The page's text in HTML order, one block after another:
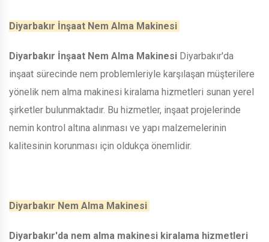
Diyarbakır İnşaat Nem Alma Makinesi
Diyarbakır İnşaat Nem Alma Makinesi Diyarbakır'da
inşaat sürecinde nem problemleriyle karşılaşan müşterilere
yönelik nem alma makinesi kiralama hizmetleri sunan yerel
şirketler bulunmaktadır. Bu hizmetler, inşaat projelerinde
nemin kontrol altına alınması ve yapı malzemelerinin
kalitesinin korunması için oldukça önemlidir.
Diyarbakır Nem Alma Makinesi
Diyarbakır'da nem alma makinesi kiralama hizmetleri